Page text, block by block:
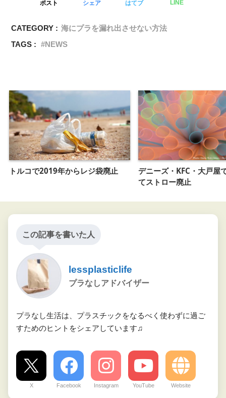
ポスト シェア はてブ LINE
CATEGORY : 海にプラを漏れ出させない方法
TAGS :
NEWS
トルコで2019年からレジ袋廃止
デニーズ・KFC・大戸屋
てストロー廃止
この記事を書いた人
lessplasticlife
プラなしアドバイザー
プラなし生活は、プラスチックをなるべく使わずに過ご
すためのヒントをシェアしています♫
X Facebook Instagram YouTube Website